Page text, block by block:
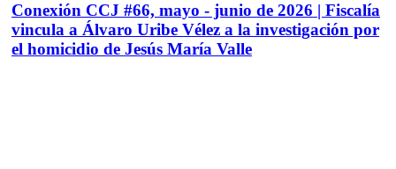
Conexión CCJ #66, mayo - junio de 2026 | Fiscalía
vincula a Álvaro Uribe Vélez a la investigación por
el homicidio de Jesús María Valle